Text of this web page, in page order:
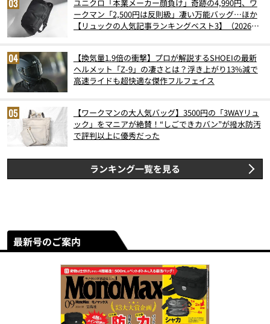
ユニクロ「本業メーカー顔負け」奇跡の4,990円、ワ
ークマン「2,500円は反則級」凄い万能バッグ…ほか
【リュックの人気記事ランキングベスト3】（2026年
【換気量1.9倍の衝撃】プロが解説するSHOEIの最新
ヘルメット「Z-9」の凄さとは？浮き上がり13%減で
高速ライドも超快適な傑作フルフェイス
【ワークマンの大人気バッグ】3500円の「3WAYリュ
ック」をマニアが絶賛！“しごできカバン”が撥水防汚
で評判以上に優秀だった
ランキング一覧を見る
最新号のご案内